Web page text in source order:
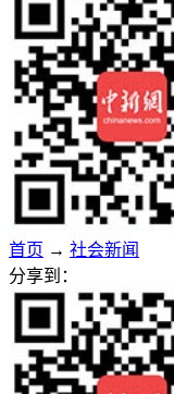
首页 → 社会新闻
分享到：